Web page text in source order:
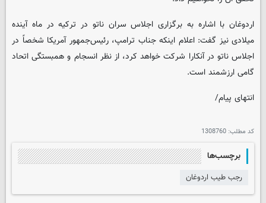
اردوغان با اشاره به برگزاری اجلاس سران ناتو در ترکیه در ماه آینده
میلادی نیز گفت: اعلام اینکه جناب ترامپ، رئیس‌جمهور آمریکا شخصاً در
اجلاس ناتو در آنکارا شرکت خواهد کرد، از نظر انسجام و همبستگی اتحاد
گامی ارزشمند است.
انتهای پیام/
کد مطلب: 1308760
برچسب‌ها
رجب طیب اردوغان